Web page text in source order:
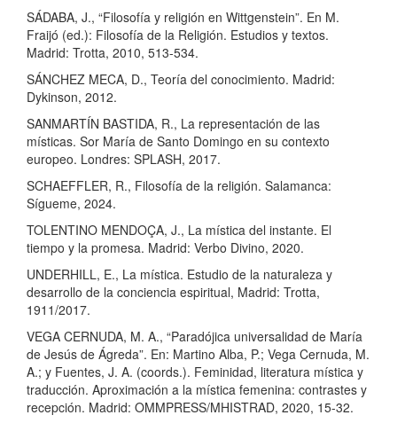
SÁDABA, J., “Filosofía y religión en Wittgenstein”. En M.
Fraijó (ed.): Filosofía de la Religión. Estudios y textos.
Madrid: Trotta, 2010, 513-534.
SÁNCHEZ MECA, D., Teoría del conocimiento. Madrid:
Dykinson, 2012.
SANMARTÍN BASTIDA, R., La representación de las
místicas. Sor María de Santo Domingo en su contexto
europeo. Londres: SPLASH, 2017.
SCHAEFFLER, R., Filosofía de la religión. Salamanca:
Sígueme, 2024.
TOLENTINO MENDOÇA, J., La mística del instante. El
tiempo y la promesa. Madrid: Verbo Divino, 2020.
UNDERHILL, E., La mística. Estudio de la naturaleza y
desarrollo de la conciencia espiritual, Madrid: Trotta,
1911/2017.
VEGA CERNUDA, M. A., “Paradójica universalidad de María
de Jesús de Ágreda”. En: Martino Alba, P.; Vega Cernuda, M.
A.; y Fuentes, J. A. (coords.). Feminidad, literatura mística y
traducción. Aproximación a la mística femenina: contrastes y
recepción. Madrid: OMMPRESS/MHISTRAD, 2020, 15-32.